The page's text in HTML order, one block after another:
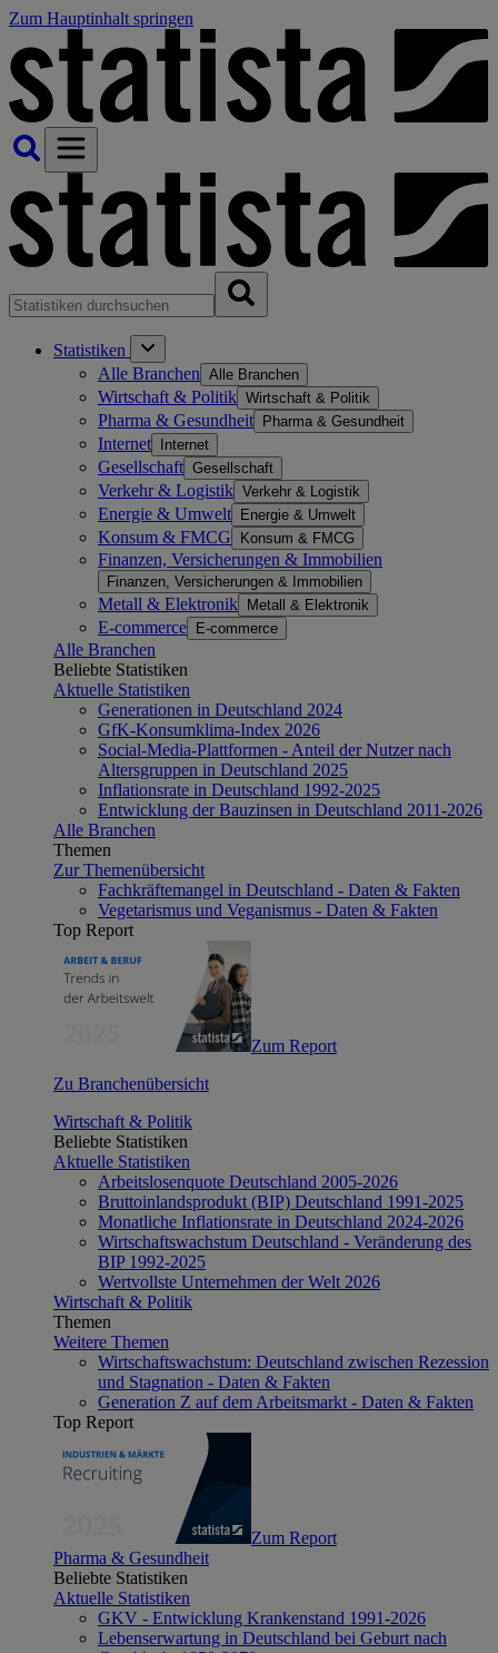
Zum Hauptinhalt springen
Statistiken
Alle Branchen Alle Branchen
Wirtschaft & Politik Wirtschaft & Politik
Pharma & Gesundheit Pharma & Gesundheit
Internet Internet
Gesellschaft Gesellschaft
Verkehr & Logistik Verkehr & Logistik
Energie & Umwelt Energie & Umwelt
Konsum & FMCG Konsum & FMCG
Finanzen, Versicherungen & Immobilien
Finanzen, Versicherungen & Immobilien
Metall & Elektronik Metall & Elektronik
E-commerce E-commerce
Alle Branchen
Beliebte Statistiken
Aktuelle Statistiken
Generationen in Deutschland 2024
GfK-Konsumklima-Index 2026
Social-Media-Plattformen - Anteil der Nutzer nach
Altersgruppen in Deutschland 2025
Inflationsrate in Deutschland 1992-2025
Entwicklung der Bauzinsen in Deutschland 2011-2026
Alle Branchen
Themen
Zur Themenübersicht
Fachkräftemangel in Deutschland - Daten & Fakten
Vegetarismus und Veganismus - Daten & Fakten
Top Report
Zum Report
Zu Branchenübersicht
Wirtschaft & Politik
Beliebte Statistiken
Aktuelle Statistiken
Arbeitslosenquote Deutschland 2005-2026
Bruttoinlandsprodukt (BIP) Deutschland 1991-2025
Monatliche Inflationsrate in Deutschland 2024-2026
Wirtschaftswachstum Deutschland - Veränderung des
BIP 1992-2025
Wertvollste Unternehmen der Welt 2026
Wirtschaft & Politik
Themen
Weitere Themen
Wirtschaftswachstum: Deutschland zwischen Rezession
und Stagnation - Daten & Fakten
Generation Z auf dem Arbeitsmarkt - Daten & Fakten
Top Report
Zum Report
Pharma & Gesundheit
Beliebte Statistiken
Aktuelle Statistiken
GKV - Entwicklung Krankenstand 1991-2026
Lebenserwartung in Deutschland bei Geburt nach